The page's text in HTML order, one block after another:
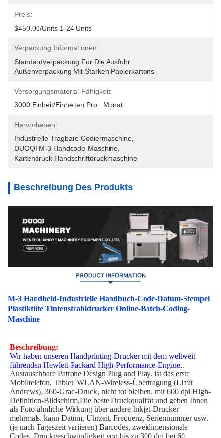
Preis:
$450.00/units 1-24 Units
Verpackung Informationen:
Standardverpackung Für Die Ausfuhr
Außenverpackung Mit Starken Papierkartons
Versorgungsmaterial-Fähigkeit:
3000 Einheit/Einheiten Pro   Monat
Hervorheben:
Industrielle Tragbare Codiermaschine
DUOQI M-3 Handcode-Maschine
Kartendruck Handschriftdruckmaschine
Beschreibung Des Produkts
M-3 Handheld-Industrielle Handbuch-Code-Datum-Stempel
Plastiktüte Tintenstrahldrucker Online-Batch-Coding-
Maschine
Beschreibung:
Wir haben unseren Handprinting-Drucker mit dem weltweit
führenden Hewlett-Packard High-Performance-Engine..
Austauschbare Patrone Design Plug and Play. ist das erste
Mobiltelefon, Tablet, WLAN-Wireless-Übertragung (Limit
Andrews), 360-Grad-Druck, nicht tot bleiben. mit 600 dpi High-
Definition-Bildschirm,Die beste Druckqualität und geben Ihnen
als Foto-ähnliche Wirkung über andere Inkjet-Drucker
mehrmals. kann Datum, Uhrzeit, Frequenz, Seriennummer usw.
(je nach Tageszeit variieren) Barcodes, zweidimensionale
Codes, Druckgeschwindigkeit von bis zu 300 dpi bei 60